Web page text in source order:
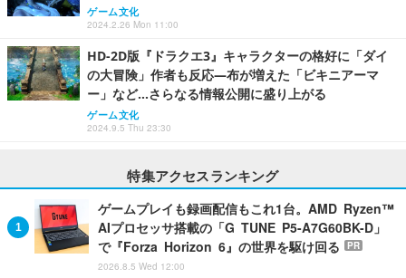
ゲーム文化
2024.2.26 Mon 11:00
HD-2D版『ドラクエ3』キャラクターの格好に「ダイ
の大冒険」作者も反応―布が増えた「ビキニアーマ
ー」など…さらなる情報公開に盛り上がる
ゲーム文化
2024.9.5 Thu 23:30
特集アクセスランキング
ゲームプレイも録画配信もこれ1台。AMD Ryzen™
AIプロセッサ搭載の「G TUNE P5-A7G60BK-D」
で『Forza Horizon 6』の世界を駆け回る
PR
2026.8.5 Wed 12:00